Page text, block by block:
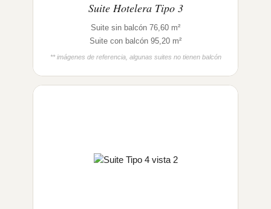
Suite Hotelera Tipo 3
Suite sin balcón 76,60 m²
Suite con balcón 95,20 m²
** imágenes de referencia, algunas suites no tienen balcón